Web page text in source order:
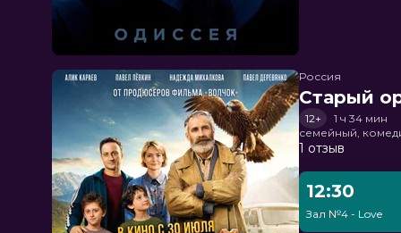
Россия
Старый
12+
1 ч 34 мин
семейный,
1 отзыв
12:30
Зал №4 - Love